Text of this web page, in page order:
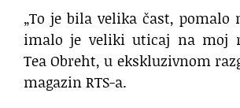
„To je bila velika čast, pomalo
imalo je veliki uticaj na moj
Tea Obreht, u ekskluzivnom
magazin RTS-a.